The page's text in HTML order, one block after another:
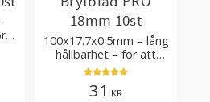
18mm 10st
100x17.7x0.5mm – lång
hållbarhet – för att
skära kartong, tapet
och golvmaterial
31 KR